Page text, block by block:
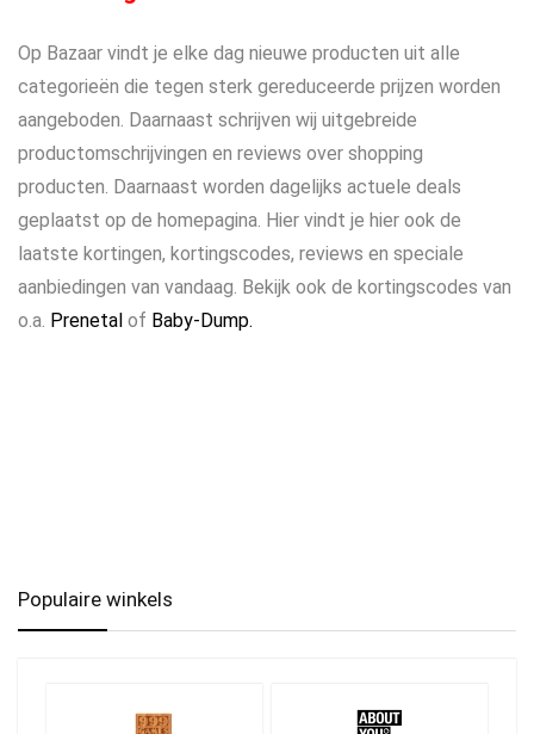
Op Bazaar vindt je elke dag nieuwe producten uit alle
categorieën die tegen sterk gereduceerde prijzen worden
aangeboden. Daarnaast schrijven wij uitgebreide
productomschrijvingen en reviews over shopping
producten. Daarnaast worden dagelijks actuele deals
geplaatst op de homepagina. Hier vindt je hier ook de
laatste kortingen, kortingscodes, reviews en speciale
aanbiedingen van vandaag. Bekijk ook de kortingscodes van
o.a. Prenetal of Baby-Dump.
Populaire winkels